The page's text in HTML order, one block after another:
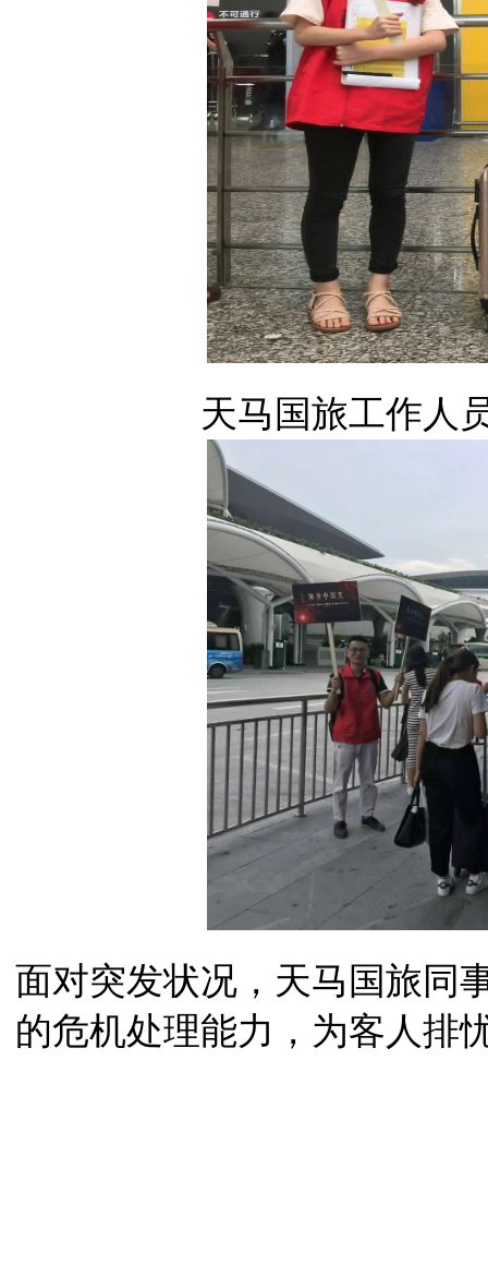
天马国旅工作人
面对突发状况，天马国旅同
的危机处理能力，为客人排